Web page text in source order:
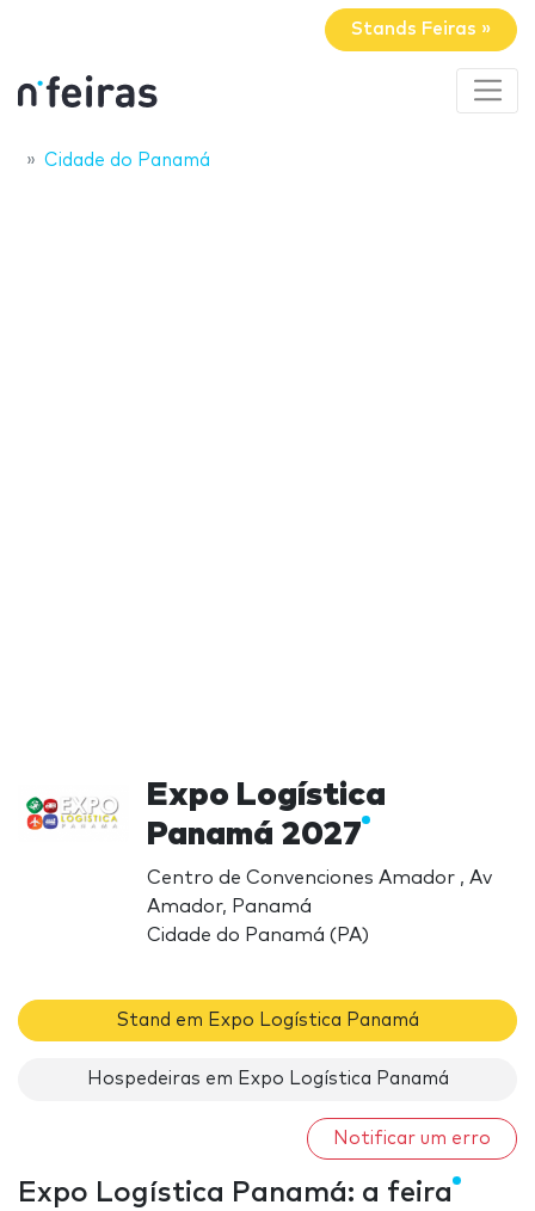
Stands Feiras »
Cidade do Panamá
Expo Logística
Panamá 2027
Centro de Convenciones Amador , Av
Amador, Panamá
Cidade do Panamá (PA)
Stand em Expo Logística Panamá
Hospedeiras em Expo Logística Panamá
Notificar um erro
Expo Logística Panamá: a feira